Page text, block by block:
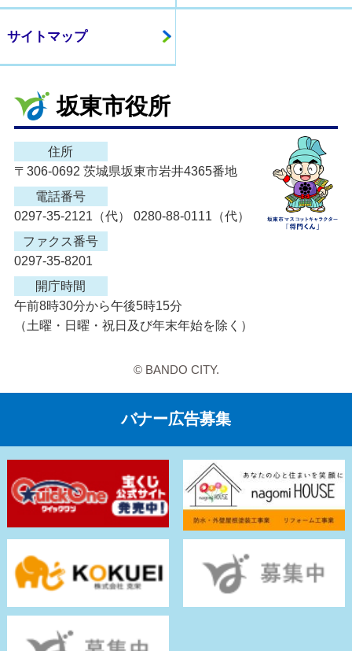
サイトマップ
坂東市役所
住所
〒306-0692 茨城県坂東市岩井4365番地
電話番号
0297-35-2121（代） 0280-88-0111（代）
ファクス番号
0297-35-8201
開庁時間
午前8時30分から午後5時15分
（土曜・日曜・祝日及び年末年始を除く）
© BANDO CITY.
バナー広告募集